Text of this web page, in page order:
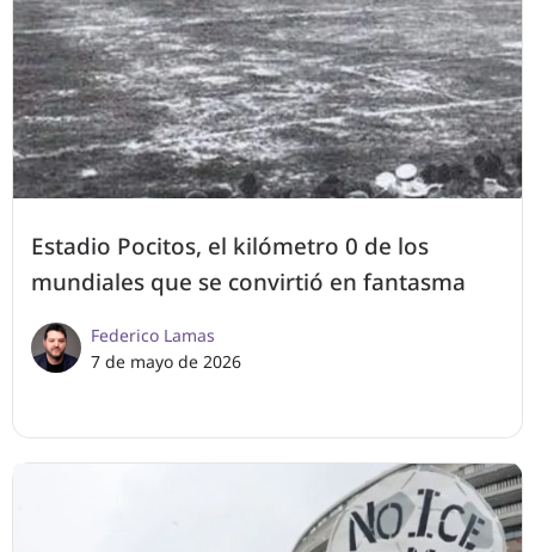
Estadio Pocitos, el kilómetro 0 de los
mundiales que se convirtió en fantasma
Federico Lamas
7 de mayo de 2026